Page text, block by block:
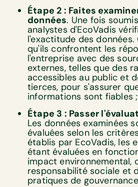
Étape 2 : Faites
données. Une fois
analystes d'EcoVadis
l'exactitude des données.
qu'ils confrontent les
l'entreprise avec des
externes, telles que des
accessibles au public et
tierces, pour s'assurer
informations sont fiables ;
Étape 3 : Passer
Les données examinées
évaluées selon les
établis par EcoVadis, les
étant évaluées en
impact environnemental,
responsabilité sociale et
pratiques de